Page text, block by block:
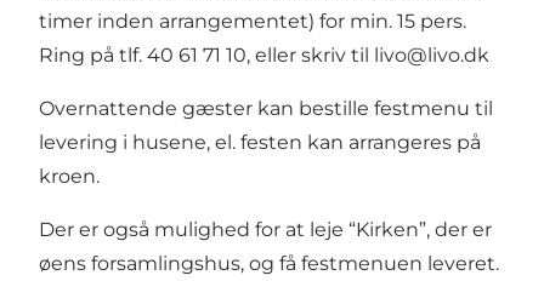
timer inden arrangementet) for min. 15 pers.
Ring på tlf. 40 61 71 10, eller skriv til livo@livo.dk
Overnattende gæster kan bestille festmenu til
levering i husene, el. festen kan arrangeres på
kroen.
Der er også mulighed for at leje “Kirken”, der er
øens forsamlingshus, og få festmenuen leveret.